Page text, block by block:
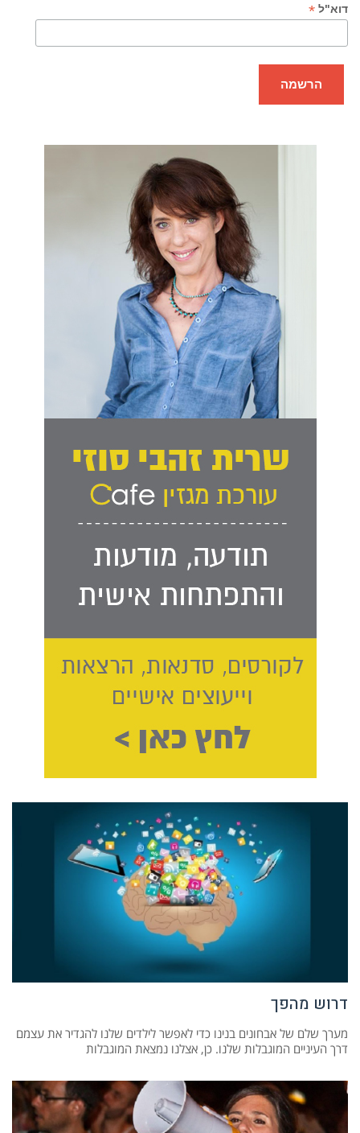
דוא"ל *
דרוש מהפך
מערך שלם של אבחונים בנינו כדי לאפשר לילדים שלנו להגדיר את עצמם
דרך העיניים המוגבלות שלנו. כן, אצלנו נמצאת המוגבלות